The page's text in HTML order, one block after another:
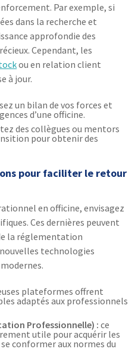
Par exemple, si
dans la recherche et
approfondie des
Cependant, les
ou en relation client
à jour.
un bilan de vos forces et
d’une officine.
des collègues ou mentors
pour obtenir des
pour faciliter le retour
en officine, envisagez
Ces dernières peuvent
la réglementation
technologies
plateformes offrent
adaptés aux professionnels
Professionnelle) : ce
utile pour acquérir les
conformer aux normes du